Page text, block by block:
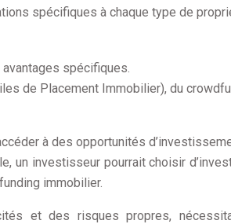
spécifiques à chaque type de
spécifiques.
de Placement Immobilier), du
à des opportunités
un investisseur pourrait choisir
immobilier.
et des risques propres,